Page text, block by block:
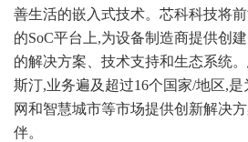
善生活的嵌入式技术。芯科科技将
的SoC平台上,为设备制造商提供创
的解决方案、技术支持和生态系统
斯汀,业务遍及超过16个国家/地区,
网和智慧城市等市场提供创新解决
伴。